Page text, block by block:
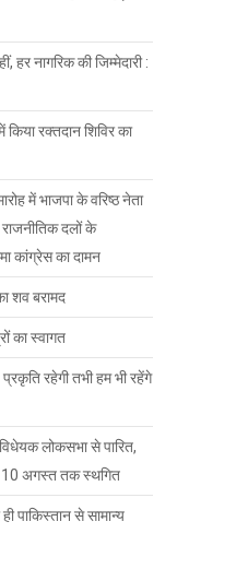
हर नागरिक की जिम्मेदारी :
रक्तदान शिविर का
में भाजपा के वरिष्ठ नेता
दलों के
कांग्रेस का दामन
शव बरामद
का स्वागत
रहेगी तभी हम भी रहेंगे
लोकसभा से पारित,
10 अगस्त तक स्थगित
पाकिस्तान से सामान्य